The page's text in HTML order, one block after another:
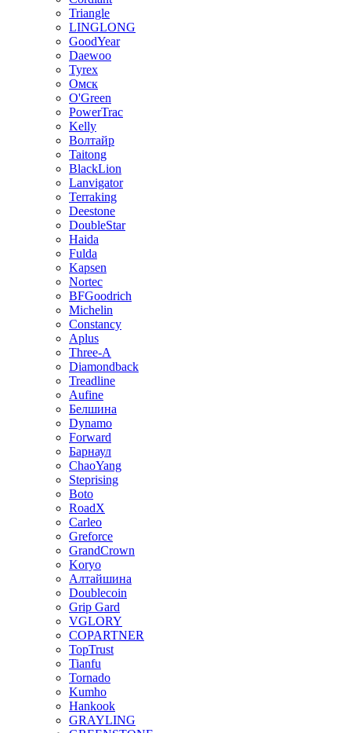
Triangle
LINGLONG
GoodYear
Daewoo
Tyrex
Омск
O'Green
PowerTrac
Kelly
Волтайр
Taitong
BlackLion
Lanvigator
Terraking
Deestone
DoubleStar
Haida
Fulda
Kapsen
Nortec
BFGoodrich
Michelin
Constancy
Aplus
Three-A
Diamondback
Treadline
Aufine
Белшина
Dynamo
Forward
Барнаул
ChaoYang
Steprising
Boto
RoadX
Carleo
Greforce
GrandCrown
Koryo
Алтайшина
Doublecoin
Grip Gard
VGLORY
COPARTNER
TopTrust
Tianfu
Tornado
Kumho
Hankook
GRAYLING